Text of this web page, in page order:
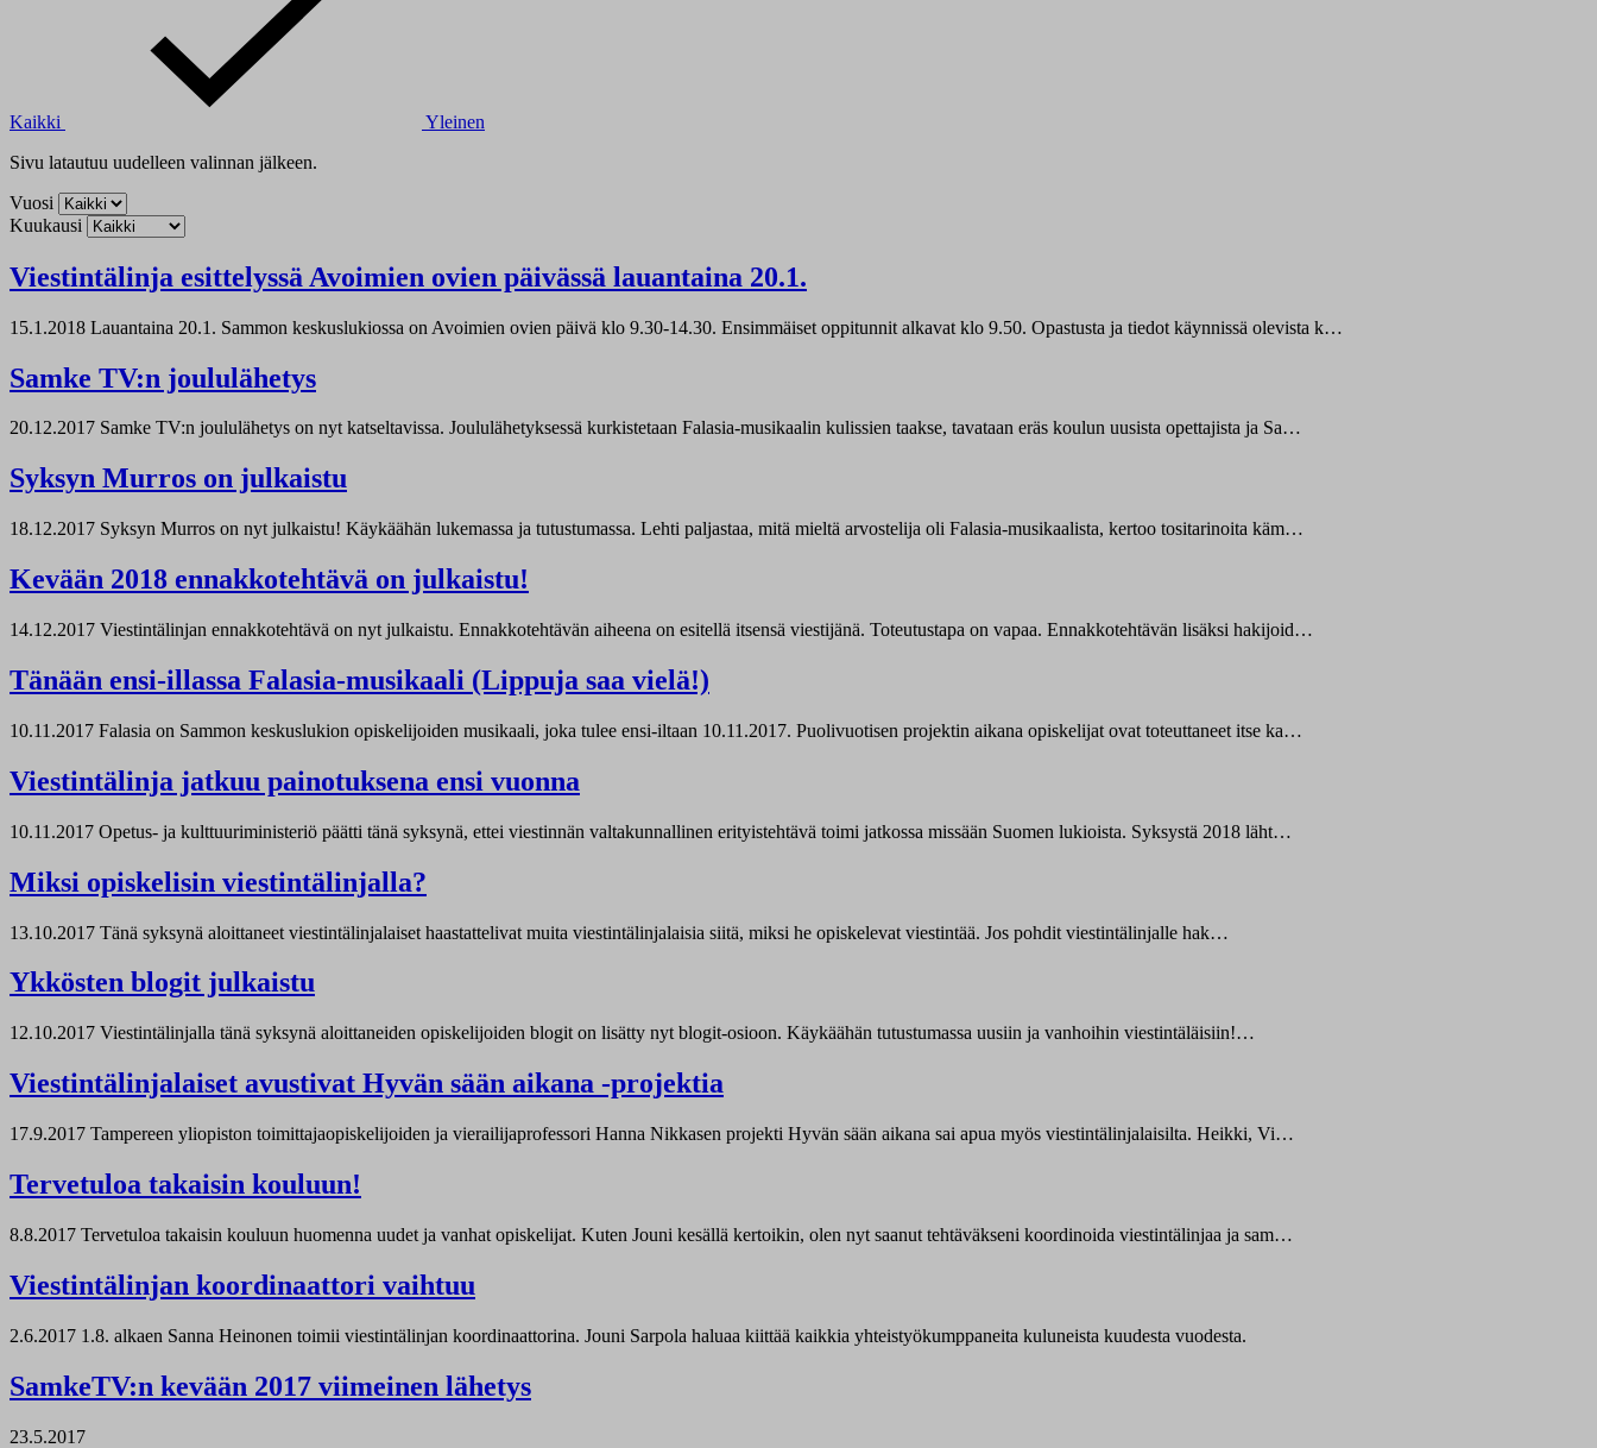
Kaikki
Yleinen
Sivu latautuu uudelleen valinnan jälkeen.
Vuosi
Kuukausi
Viestintälinja esittelyssä Avoimien ovien päivässä lauantaina 20.1.
15.1.2018 Lauantaina 20.1. Sammon keskuslukiossa on Avoimien ovien päivä klo 9.30-14.30. Ensimmäiset oppitunnit alkavat klo 9.50. Opastusta ja tiedot käynnissä olevista k…
Samke TV:n joululähetys
20.12.2017 Samke TV:n joululähetys on nyt katseltavissa. Joululähetyksessä kurkistetaan Falasia-musikaalin kulissien taakse, tavataan eräs koulun uusista opettajista ja Sa…
Syksyn Murros on julkaistu
18.12.2017 Syksyn Murros on nyt julkaistu! Käykäähän lukemassa ja tutustumassa. Lehti paljastaa, mitä mieltä arvostelija oli Falasia-musikaalista, kertoo tositarinoita käm…
Kevään 2018 ennakkotehtävä on julkaistu!
14.12.2017 Viestintälinjan ennakkotehtävä on nyt julkaistu. Ennakkotehtävän aiheena on esitellä itsensä viestijänä. Toteutustapa on vapaa. Ennakkotehtävän lisäksi hakijoid…
Tänään ensi-illassa Falasia-musikaali (Lippuja saa vielä!)
10.11.2017 Falasia on Sammon keskuslukion opiskelijoiden musikaali, joka tulee ensi-iltaan 10.11.2017. Puolivuotisen projektin aikana opiskelijat ovat toteuttaneet itse ka…
Viestintälinja jatkuu painotuksena ensi vuonna
10.11.2017 Opetus- ja kulttuuriministeriö päätti tänä syksynä, ettei viestinnän valtakunnallinen erityistehtävä toimi jatkossa missään Suomen lukioista. Syksystä 2018 läht…
Miksi opiskelisin viestintälinjalla?
13.10.2017 Tänä syksynä aloittaneet viestintälinjalaiset haastattelivat muita viestintälinjalaisia siitä, miksi he opiskelevat viestintää. Jos pohdit viestintälinjalle hak…
Ykkösten blogit julkaistu
12.10.2017 Viestintälinjalla tänä syksynä aloittaneiden opiskelijoiden blogit on lisätty nyt blogit-osioon. Käykäähän tutustumassa uusiin ja vanhoihin viestintäläisiin!…
Viestintälinjalaiset avustivat Hyvän sään aikana -projektia
17.9.2017 Tampereen yliopiston toimittajaopiskelijoiden ja vierailijaprofessori Hanna Nikkasen projekti Hyvän sään aikana sai apua myös viestintälinjalaisilta. Heikki, Vi…
Tervetuloa takaisin kouluun!
8.8.2017 Tervetuloa takaisin kouluun huomenna uudet ja vanhat opiskelijat. Kuten Jouni kesällä kertoikin, olen nyt saanut tehtäväkseni koordinoida viestintälinjaa ja sam…
Viestintälinjan koordinaattori vaihtuu
2.6.2017 1.8. alkaen Sanna Heinonen toimii viestintälinjan koordinaattorina. Jouni Sarpola haluaa kiittää kaikkia yhteistyökumppaneita kuluneista kuudesta vuodesta.
SamkeTV:n kevään 2017 viimeinen lähetys
23.5.2017